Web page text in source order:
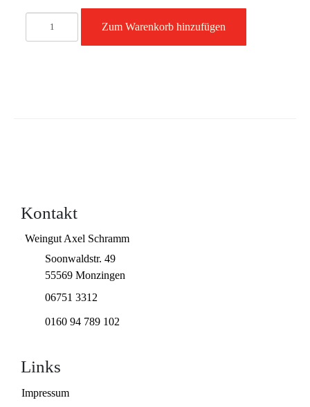
Kontakt
Weingut Axel Schramm
Soonwaldstr. 49
55569 Monzingen
06751 3312
0160 94 789 102
Links
Impressum